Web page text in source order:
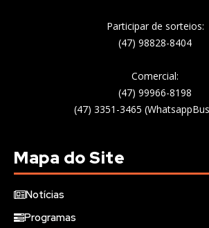
Participar de sorteios:
(47) 98828-8404
Comercial:
(47) 99966-8198
(47) 3351-3465
Mapa do Site
Notícias
Programas